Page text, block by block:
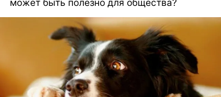
может быть полезно для общества?